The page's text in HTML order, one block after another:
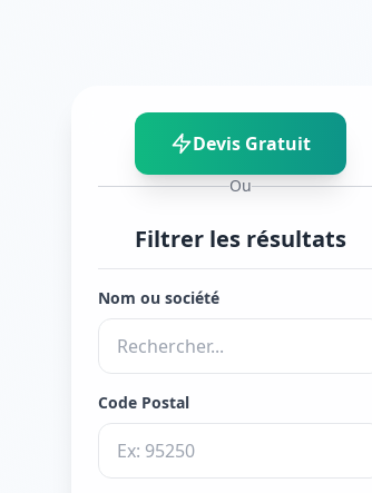
Devis Gratuit
Ou
Filtrer les résultats
Nom ou société
Code Postal